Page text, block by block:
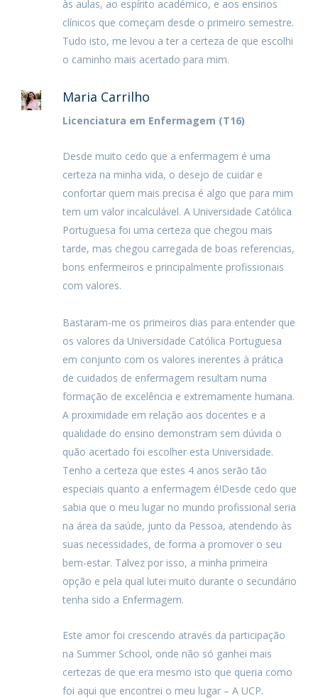
às aulas, ao espírito académico, e aos ensinos
clínicos que começam desde o primeiro semestre.
Tudo isto, me levou a ter a certeza de que escolhi
o caminho mais acertado para mim.
Maria Carrilho
Licenciatura em Enfermagem (T16)
Desde muito cedo que a enfermagem é uma
certeza na minha vida, o desejo de cuidar e
confortar quem mais precisa é algo que para mim
tem um valor incalculável. A Universidade Católica
Portuguesa foi uma certeza que chegou mais
tarde, mas chegou carregada de boas referencias,
bons enfermeiros e principalmente profissionais
com valores.
Bastaram-me os primeiros dias para entender que
os valores da Universidade Católica Portuguesa
em conjunto com os valores inerentes à prática
de cuidados de enfermagem resultam numa
formação de excelência e extremamente humana.
A proximidade em relação aos docentes e a
qualidade do ensino demonstram sem dúvida o
quão acertado foi escolher esta Universidade.
Tenho a certeza que estes 4 anos serão tão
especiais quanto a enfermagem é!Desde cedo que
sabia que o meu lugar no mundo profissional seria
na área da saúde, junto da Pessoa, atendendo às
suas necessidades, de forma a promover o seu
bem-estar. Talvez por isso, a minha primeira
opção e pela qual lutei muito durante o secundário
tenha sido a Enfermagem.
Este amor foi crescendo através da participação
na Summer School, onde não só ganhei mais
certezas de que era mesmo isto que queria como
foi aqui que encontrei o meu lugar – A UCP.